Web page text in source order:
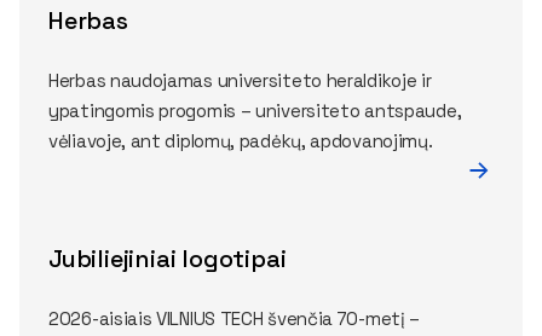
Herbas
Herbas naudojamas universiteto heraldikoje ir
ypatingomis progomis – universiteto antspaude,
vėliavoje, ant diplomų, padėkų, apdovanojimų.
Jubiliejiniai logotipai
2026-aisiais VILNIUS TECH švenčia 70-metį –